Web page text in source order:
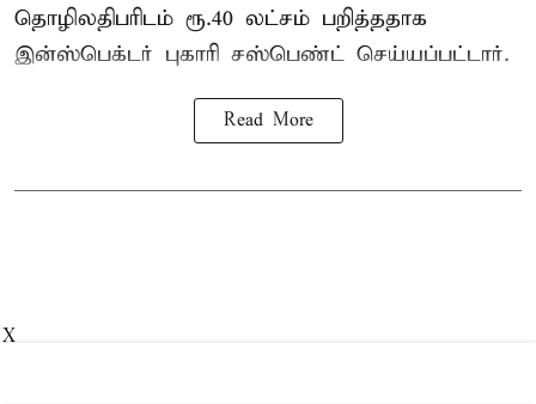
தொழிலதிபரிடம் ரூ.40 லட்சம் பறித்ததாக
இன்ஸ்பெக்டர் புகாரி சஸ்பெண்ட் செய்யப்பட்டார்.
Read More
X